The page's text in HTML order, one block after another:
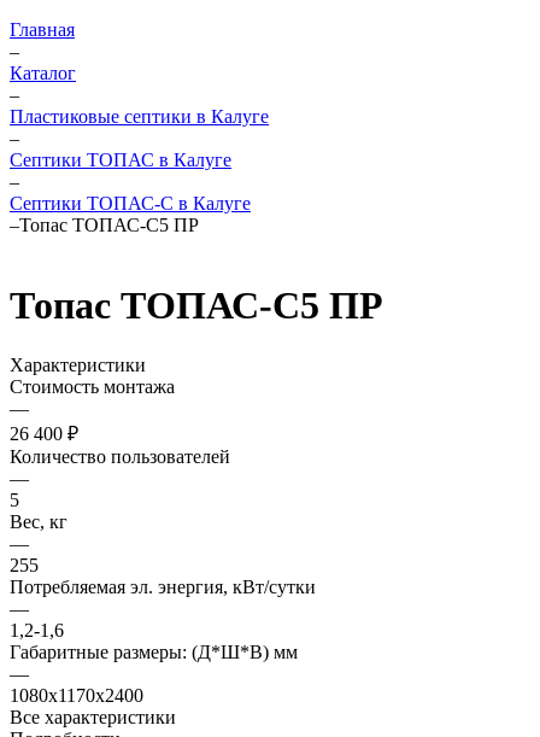
Главная
–
Каталог
–
Пластиковые септики в Калуге
–
Септики ТОПАС в Калуге
–
Септики ТОПАС-С в Калуге
–Топас ТОПАС-С5 ПР
Топас ТОПАС-С5 ПР
Характеристики
Стоимость монтажа
—
26 400 ₽
Количество пользователей
—
5
Вес, кг
—
255
Потребляемая эл. энергия, кВт/сутки
—
1,2-1,6
Габаритные размеры: (Д*Ш*В) мм
—
1080х1170х2400
Все характеристики